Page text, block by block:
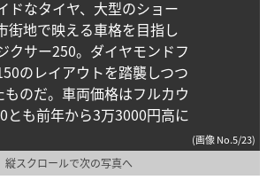
ドなタイヤ、大型のショー
街地で映える車格を目指し
クサー250。ダイヤモンドフ
のレイアウトを踏襲しつつ
のだ。車両価格はフルカウ
とも前年から3万3000円高に
(画像 No.5/23)
縦スクロールで次の写真へ